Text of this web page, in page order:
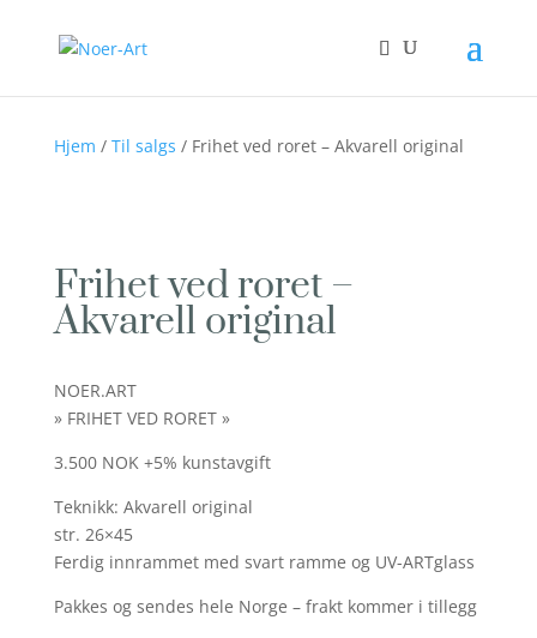
Hjem / Til salgs / Frihet ved roret – Akvarell original
Frihet ved roret –
Akvarell original
NOER.ART
» FRIHET VED RORET »
3.500 NOK +5% kunstavgift
Teknikk: Akvarell original
str. 26×45
Ferdig innrammet med svart ramme og UV-ARTglass
Pakkes og sendes hele Norge – frakt kommer i tillegg